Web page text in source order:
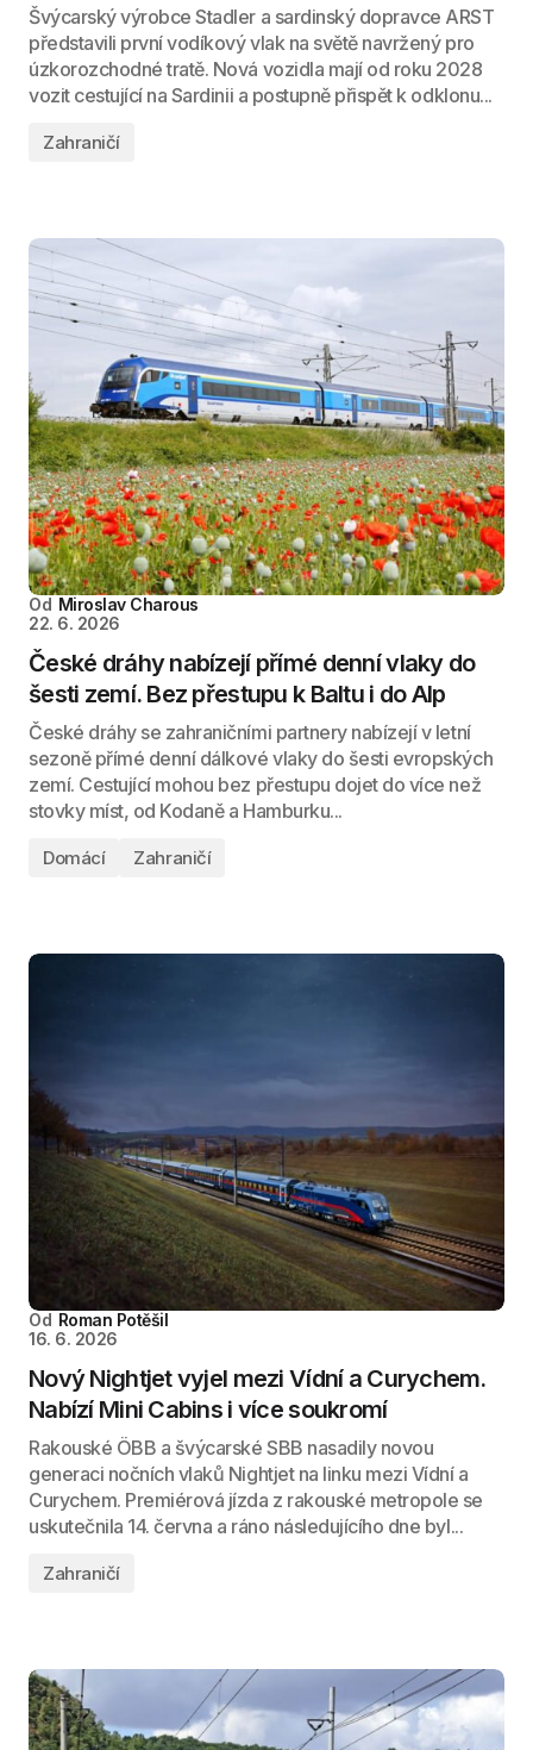
Švýcarský výrobce Stadler a sardinský dopravce ARST
představili první vodíkový vlak na světě navržený pro
úzkorozchodné tratě. Nová vozidla mají od roku 2028
vozit cestující na Sardinii a postupně přispět k odklonu...
Zahraničí
Od Miroslav Charous
22. 6. 2026
České dráhy nabízejí přímé denní vlaky do
šesti zemí. Bez přestupu k Baltu i do Alp
České dráhy se zahraničními partnery nabízejí v letní
sezoně přímé denní dálkové vlaky do šesti evropských
zemí. Cestující mohou bez přestupu dojet do více než
stovky míst, od Kodaně a Hamburku...
Domácí Zahraničí
Od Roman Potěšil
16. 6. 2026
Nový Nightjet vyjel mezi Vídní a Curychem.
Nabízí Mini Cabins i více soukromí
Rakouské ÖBB a švýcarské SBB nasadily novou
generaci nočních vlaků Nightjet na linku mezi Vídní a
Curychem. Premiérová jízda z rakouské metropole se
uskutečnila 14. června a ráno následujícího dne byl...
Zahraničí